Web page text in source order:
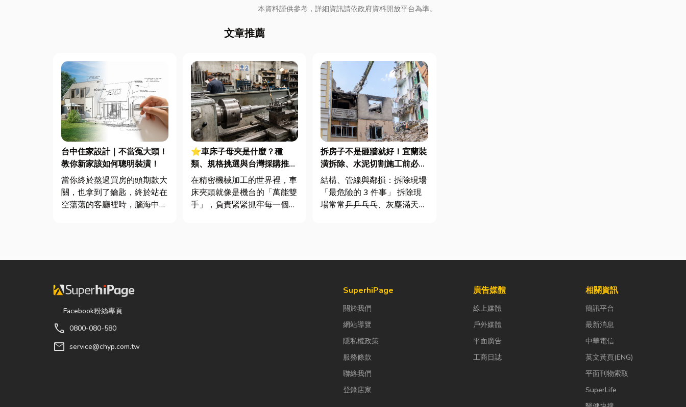
本資料謹供參考，詳細資訊請依政府資料開放平台為準。
文章推薦
台中住家設計｜不當冤大頭！
教你新家該如何聰明裝潢！
當你終於熬過買房的頭期款大
關，也拿到了鑰匙，終於站在
空蕩蕩的客廳裡時，腦海中是
很多...
⭐車床子母夾是什麼？種
類、規格挑選與台灣採購推薦
完整指南
在精密機械加工的世界裡，車
床夾頭就像是機台的「萬能雙
手」，負責緊緊抓牢每一個旋
拆房子不是砸牆就好！宜蘭裝
潢拆除、水泥切割施工前必看
的避坑指南，專家曝這 3 件事
最危險！
結構、管線與鄰損：拆除現場
「最危險的 3 件事」 拆除現
場常常乒乒乓乓、灰塵滿天
Facebook粉絲專頁
call 0800-080-580
mail service@chyp.com.tw
SuperhiPage
關於我們
網站導覽
隱私權政策
服務條款
聯絡我們
登錄店家
廣告媒體
線上媒體
戶外媒體
平面廣告
工商日誌
相關資訊
簡訊平台
最新消息
中華電信
英文黃頁(ENG)
平面刊物索取
SuperLife